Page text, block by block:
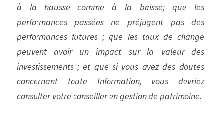
à la hausse comme à la baisse; que les
performances passées ne préjugent pas des
performances futures ; que les taux de change
peuvent avoir un impact sur la valeur des
investissements ; et que si vous avez des doutes
concernant toute Information, vous devriez
consulter votre conseiller en gestion de patrimoine.